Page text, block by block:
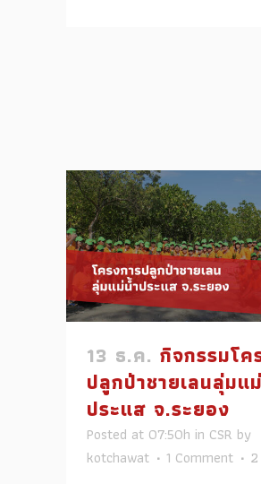
13 ธ.ค. กิจกรรมโค
ปลูกป่าชายเลนลุ่มแ
ประแส จ.ระยอง
Posted at 07:50h in CSR by
kotchawat
1 Comment 2